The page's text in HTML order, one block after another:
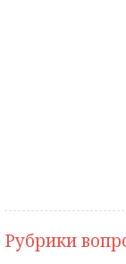
Рубрики